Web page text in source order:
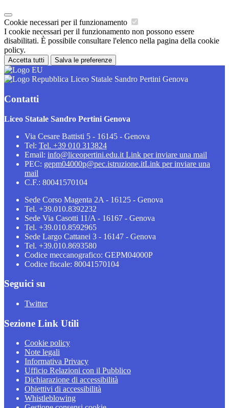
Cookie necessari per il funzionamento
I cookie necessari per il funzionamento non possono essere
disabilitati. È possibile consultare l'elenco nella pagina della cookie
policy.
Accetta tutti Salva le preferenze
Liceo Statale Sandro Pertini Genova
Contatti
Liceo Statale Sandro Pertini Genova
Via Cesare Battisti 5 - 16145 - Genova
Tel: Tel. +39 010 313824
Email: info@liceopertini.edu.it Link per inviare una mail
PEC: gepm04000p@pec.istruzione.itLink per inviare una
mail
C.F.: 80041570104
Sede Corso Magenta 2A - 16125 - Genova
Tel. +39.010.8392232
Sede Via Casotti 11/A - 16167 - Genova
Tel. +39.010.8592965
Sede Largo Cattanei 3 - 16147 - Genova
Tel. +39.010.8693580
Codice meccanografico: GEPM04000P
Codice fiscale: 80041570104
Seguici su
Twitter
Sezione Link Utili
Cookie policy
Note legali
Informativa Privacy
Ufficio Relazioni con il Pubblico
Dichiarazione di accessibilità
Obiettivi di accessibilità
Whistleblowing